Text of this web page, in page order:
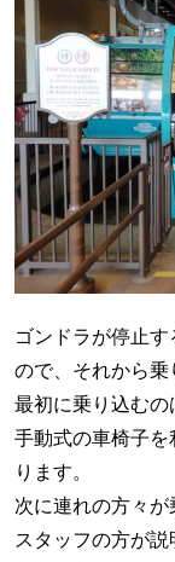
ゴンドラが停止
ので、それから乗
最初に乗り込むの
手動式の車椅子を
ります。
次に連れの方々が
スタッフの方が